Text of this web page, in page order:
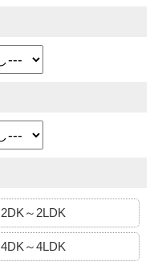
2DK～2LDK
4DK～4LDK